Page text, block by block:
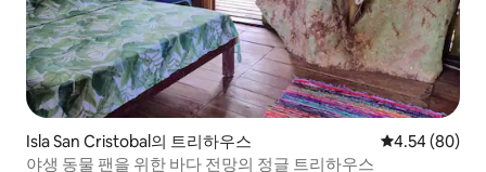
Isla San Cristobal의 트리하우스 평점 4.54점(5
4.54 (80)
야생 동물 팬을 위한 바다 전망의 정글 트리하우스